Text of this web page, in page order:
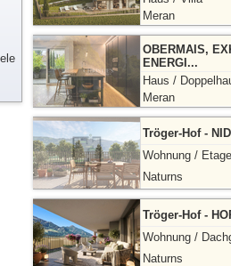
Meran
OBERMAIS,
ENERGI...
Haus /
Meran
Tröger-Hof -
Wohnung / Etage
Naturns
Tröger-Hof -
Wohnung /
Naturns